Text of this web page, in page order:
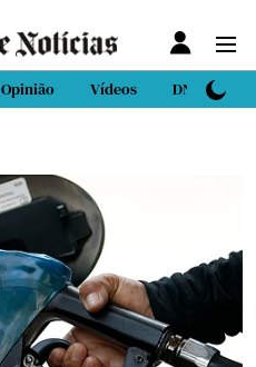
Opinião Vídeos DN Sport